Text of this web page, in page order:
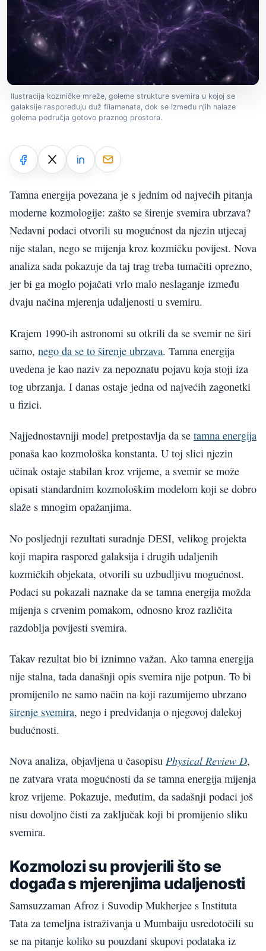
Ilustracija kozmičke mreže, goleme strukture svemira u kojoj se
galaksije raspoređuju duž filamenata, dok se između njih nalaze
golema područja gotovo praznog prostora.
Tamna energija povezana je s jednim od najvećih pitanja
moderne kozmologije: zašto se širenje svemira ubrzava?
Nedavni podaci otvorili su mogućnost da njezin utjecaj
nije stalan, nego se mijenja kroz kozmičku povijest. Nova
analiza sada pokazuje da taj trag treba tumačiti oprezno,
jer bi ga moglo pojačati vrlo malo neslaganje između
dvaju načina mjerenja udaljenosti u svemiru.
Krajem 1990-ih astronomi su otkrili da se svemir ne širi
samo, nego da se to širenje ubrzava. Tamna energija
uvedena je kao naziv za nepoznatu pojavu koja stoji iza
tog ubrzanja. I danas ostaje jedna od najvećih zagonetki
u fizici.
Najjednostavniji model pretpostavlja da se tamna energija
ponaša kao kozmološka konstanta. U toj slici njezin
učinak ostaje stabilan kroz vrijeme, a svemir se može
opisati standardnim kozmološkim modelom koji se dobro
slaže s mnogim opažanjima.
No posljednji rezultati suradnje DESI, velikog projekta
koji mapira raspored galaksija i drugih udaljenih
kozmičkih objekata, otvorili su uzbudljivu mogućnost.
Podaci su pokazali naznake da se tamna energija možda
mijenja s crvenim pomakom, odnosno kroz različita
razdoblja povijesti svemira.
Takav rezultat bio bi iznimno važan. Ako tamna energija
nije stalna, tada današnji opis svemira nije potpun. To bi
promijenilo ne samo način na koji razumijemo ubrzano
širenje svemira, nego i predviđanja o njegovoj dalekoj
budućnosti.
Nova analiza, objavljena u časopisu Physical Review D,
ne zatvara vrata mogućnosti da se tamna energija mijenja
kroz vrijeme. Pokazuje, međutim, da sadašnji podaci još
nisu dovoljno čisti za zaključak koji bi promijenio sliku
svemira.
Kozmolozi su provjerili što se
događa s mjerenjima udaljenosti
Samsuzzaman Afroz i Suvodip Mukherjee s Instituta
Tata za temeljna istraživanja u Mumbaiju usredotočili su
se na pitanje koliko su pouzdani skupovi podataka iz